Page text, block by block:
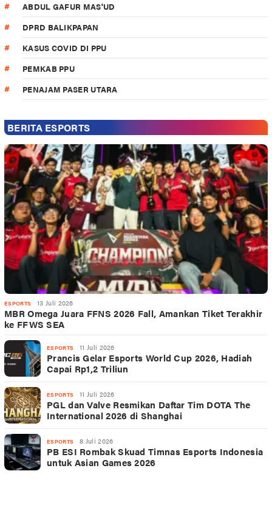
ABDUL GAFUR MAS'UD
DPRD BALIKPAPAN
KASUS COVID DI PPU
PEMKAB PPU
PENAJAM PASER UTARA
BERITA ESPORTS
ESPORTS 13 Juli 2026
MBR Omega Juara FFNS 2026 Fall, Amankan Tiket Terakhir
ke FFWS SEA
ESPORTS 11 Juli 2026
Prancis Gelar Esports World Cup 2026, Hadiah
Capai Rp1,2 Triliun
ESPORTS 11 Juli 2026
PGL dan Valve Resmikan Daftar Tim DOTA The
International 2026 di Shanghai
ESPORTS 8 Juli 2026
PB ESI Rombak Skuad Timnas Esports Indonesia
untuk Asian Games 2026